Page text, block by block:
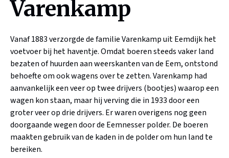
Varenkamp
Vanaf 1883 verzorgde de familie Varenkamp uit Eemdijk het
voetvoer bij het haventje. Omdat boeren steeds vaker land
bezaten of huurden aan weerskanten van de Eem, ontstond
behoefte om ook wagens over te zetten. Varenkamp had
aanvankelijk een veer op twee drijvers (bootjes) waarop een
wagen kon staan, maar hij verving die in 1933 door een
groter veer op drie drijvers. Er waren overigens nog geen
doorgaande wegen door de Eemnesser polder. De boeren
maakten gebruik van de kaden in de polder om hun land te
bereiken.